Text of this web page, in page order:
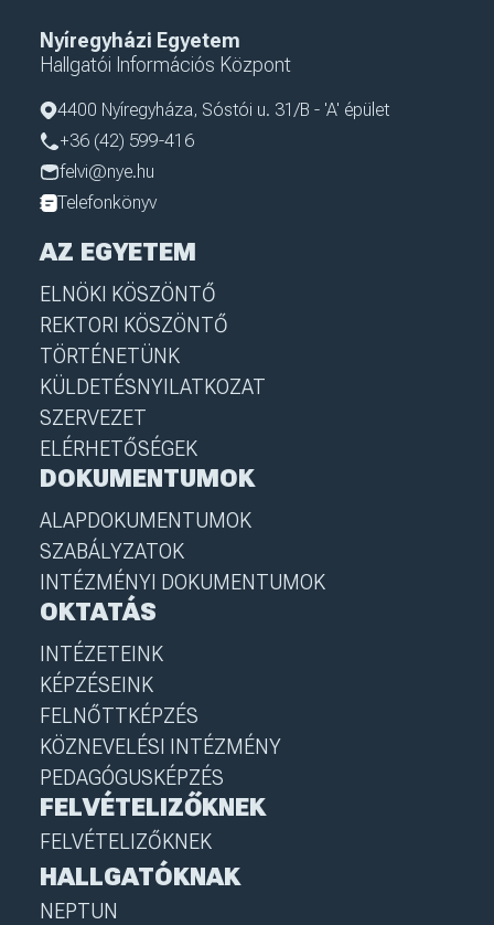
Nyíregyházi Egyetem
Hallgatói Információs Központ
4400 Nyíregyháza, Sóstói u. 31/B - 'A' épület
+36 (42) 599-416
felvi@nye.hu
Telefonkönyv
AZ EGYETEM
ELNÖKI KÖSZÖNTŐ
REKTORI KÖSZÖNTŐ
TÖRTÉNETÜNK
KÜLDETÉSNYILATKOZAT
SZERVEZET
ELÉRHETŐSÉGEK
DOKUMENTUMOK
ALAPDOKUMENTUMOK
SZABÁLYZATOK
INTÉZMÉNYI DOKUMENTUMOK
OKTATÁS
INTÉZETEINK
KÉPZÉSEINK
FELNŐTTKÉPZÉS
KÖZNEVELÉSI INTÉZMÉNY
PEDAGÓGUSKÉPZÉS
FELVÉTELIZŐKNEK
FELVÉTELIZŐKNEK
HALLGATÓKNAK
NEPTUN